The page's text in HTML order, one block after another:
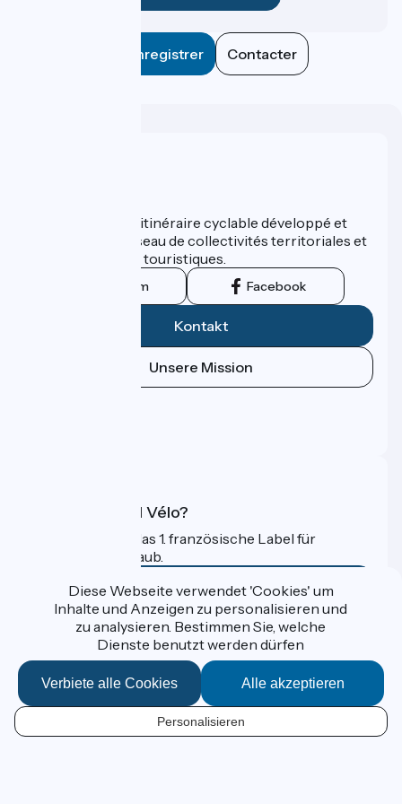
DE
Enregistrer Contacter
ViaRhôna est un itinéraire cyclable développé et
promu par un réseau de collectivités territoriales et
leurs institutions touristiques.
Instagram Facebook
Kontakt
Unsere Mission
Was ist Accueil Vélo?
Accueil Vélo ist das 1. französische Label für
Radfahrer im Urlaub.
Mehr erfahren
Gefördert im Rahmen von Destination France
Données personnelles
Espace Presse
Diese Webseite verwendet 'Cookies' um
Inhalte und Anzeigen zu personalisieren und
zu analysieren. Bestimmen Sie, welche
Dienste benutzt werden dürfen
Alle akzeptieren
Verbiete alle Cookies
Personalisieren